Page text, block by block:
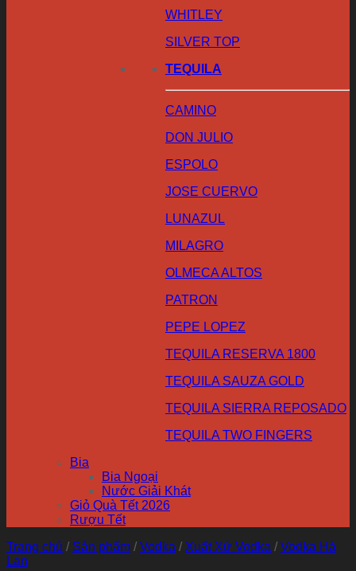
WHITLEY
SILVER TOP
TEQUILA
CAMINO
DON JULIO
ESPOLO
JOSE CUERVO
LUNAZUL
MILAGRO
OLMECA ALTOS
PATRON
PEPE LOPEZ
TEQUILA RESERVA 1800
TEQUILA SAUZA GOLD
TEQUILA SIERRA REPOSADO
TEQUILA TWO FINGERS
Bia
Bia Ngoại
Nước Giải Khát
Giỏ Quà Tết 2026
Rượu Tết
Trang chủ / Sản phẩm / Vodka / Xuất Xứ Vodka / Vodka Hà
Lan